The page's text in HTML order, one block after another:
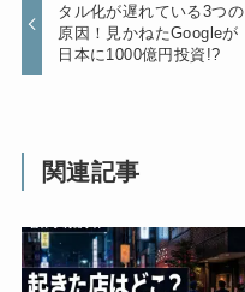
タル化が遅れている3つの
原因！見かねたGoogleが
日本に1000億円投資!?
関連記事